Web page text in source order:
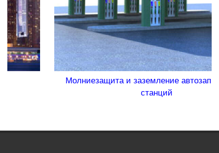
Молниезащита и заземление автозаправочных